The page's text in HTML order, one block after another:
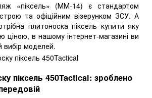
«піксель» (ММ-14) є стандартом
та офіційним візерунком ЗСУ. А
плитоноска піксель купити яку
ціною, в нашому інтернет-магазині ви
вибір моделей.
піксель 450Tactical: зроблено